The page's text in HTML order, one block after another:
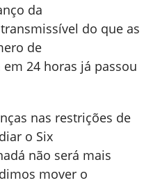
da
do que as
de
24 horas já passou
nas restrições de
o Six
não será mais
mover o